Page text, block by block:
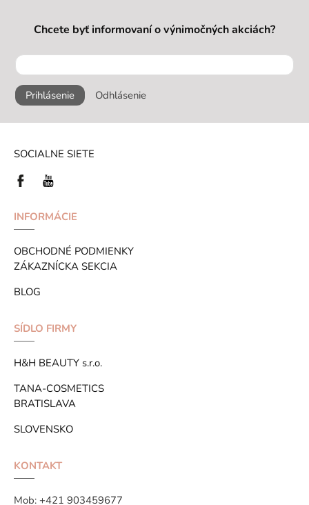
Chcete byť informovaní o výnimočných akciách?
Prihlásenie Odhlásenie
SOCIALNE SIETE
INFORMÁCIE
OBCHODNÉ PODMIENKY
ZÁKAZNÍCKA SEKCIA
BLOG
SÍDLO FIRMY
H&H BEAUTY s.r.o.
TANA-COSMETICS
BRATISLAVA
SLOVENSKO
KONTAKT
Mob: +421 903459677